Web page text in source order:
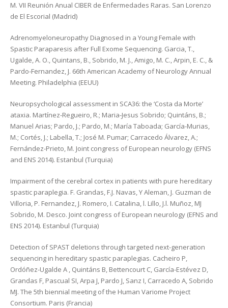
M. VII Reunión Anual CIBER de Enfermedades Raras. San Lorenzo
de El Escorial (Madrid)
Adrenomyeloneuropathy Diagnosed in a Young Female with
Spastic Paraparesis after Full Exome Sequencing. Garcia, T.,
Ugalde, A. O., Quintans, B., Sobrido, M. J., Amigo, M. C., Arpin, E. C., &
Pardo-Fernandez, J. 66th American Academy of Neurology Annual
Meeting. Philadelphia (EEUU)
Neuropsychological assessment in SCA36: the ‘Costa da Morte’
ataxia. Martínez-Regueiro, R.; Maria-Jesus Sobrido; Quintáns, B.;
Manuel Arias; Pardo, J.; Pardo, M.; María Taboada; García-Murias,
M.; Cortés, J.; Labella, T.; José M. Pumar; Carracedo Álvarez, A.;
Fernández-Prieto, M. Joint congress of European neurology (EFNS
and ENS 2014). Estanbul (Turquia)
Impairment of the cerebral cortex in patients with pure hereditary
spastic paraplegia. F. Grandas, F.J. Navas, Y Aleman, J. Guzman de
Villoria, P. Fernandez, J. Romero, I. Catalina, l. Lillo, J.l. Muñoz, MJ
Sobrido, M. Desco. Joint congress of European neurology (EFNS and
ENS 2014). Estanbul (Turquia)
Detection of SPAST deletions through targeted next-generation
sequencing in hereditary spastic paraplegias. Cacheiro P,
Ordóñez-Ugalde A , Quintáns B, Bettencourt C, García-Estévez D,
Grandas F, Pascual SI, Arpa J, Pardo J, Sanz I, Carracedo A, Sobrido
MJ. The 5th biennial meeting of the Human Variome Project
Consortium. Paris (Francia)